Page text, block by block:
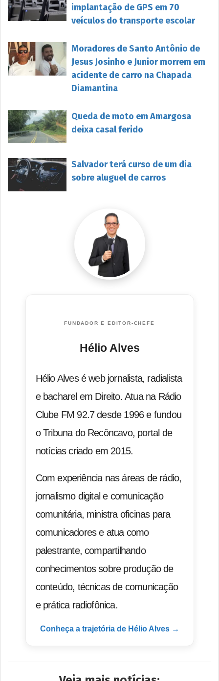
implantação de GPS em 70
veículos do transporte escolar
Moradores de Santo Antônio de
Jesus Josinho e Junior morrem em
acidente de carro na Chapada
Diamantina
Queda de moto em Amargosa
deixa casal ferido
Salvador terá curso de um dia
sobre aluguel de carros
FUNDADOR E EDITOR-CHEFE
Hélio Alves
Hélio Alves é web jornalista, radialista
e bacharel em Direito. Atua na Rádio
Clube FM 92.7 desde 1996 e fundou
o Tribuna do Recôncavo, portal de
notícias criado em 2015.
Com experiência nas áreas de rádio,
jornalismo digital e comunicação
comunitária, ministra oficinas para
comunicadores e atua como
palestrante, compartilhando
conhecimentos sobre produção de
conteúdo, técnicas de comunicação
e prática radiofônica.
Conheça a trajetória de Hélio Alves →